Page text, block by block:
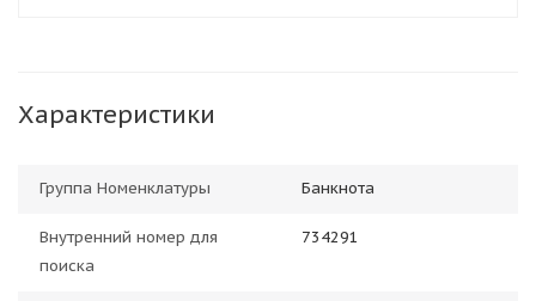
Характеристики
Группа Номенклатуры Банкнота
Внутренний номер для
поиска
734291